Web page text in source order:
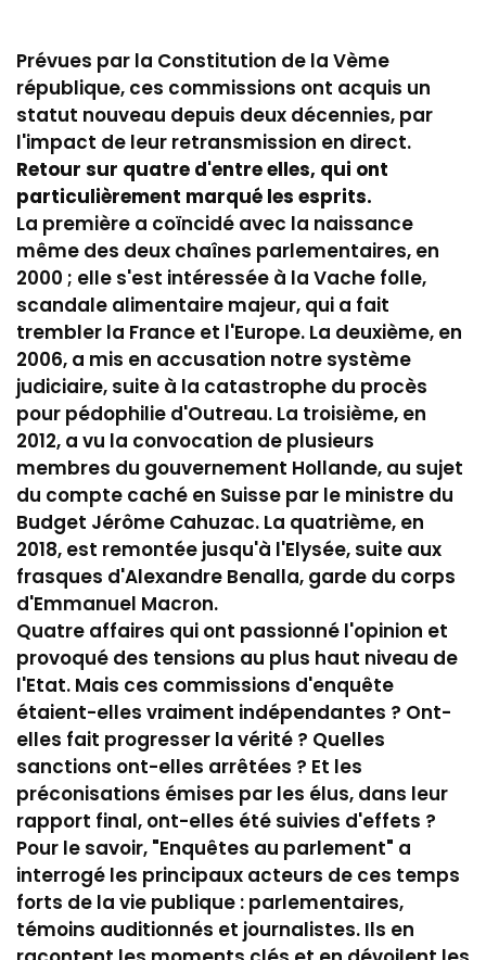
Prévues par la Constitution de la Vème
république, ces commissions ont acquis un
statut nouveau depuis deux décennies, par
l'impact de leur retransmission en direct.
Retour sur quatre d'entre elles, qui ont
particulièrement marqué les esprits.
La première a coïncidé avec la naissance
même des deux chaînes parlementaires, en
2000 ; elle s'est intéressée à la Vache folle,
scandale alimentaire majeur, qui a fait
trembler la France et l'Europe. La deuxième, en
2006, a mis en accusation notre système
judiciaire, suite à la catastrophe du procès
pour pédophilie d'Outreau. La troisième, en
2012, a vu la convocation de plusieurs
membres du gouvernement Hollande, au sujet
du compte caché en Suisse par le ministre du
Budget Jérôme Cahuzac. La quatrième, en
2018, est remontée jusqu'à l'Elysée, suite aux
frasques d'Alexandre Benalla, garde du corps
d'Emmanuel Macron.
Quatre affaires qui ont passionné l'opinion et
provoqué des tensions au plus haut niveau de
l'Etat. Mais ces commissions d'enquête
étaient-elles vraiment indépendantes ? Ont-
elles fait progresser la vérité ? Quelles
sanctions ont-elles arrêtées ? Et les
préconisations émises par les élus, dans leur
rapport final, ont-elles été suivies d'effets ?
Pour le savoir, "Enquêtes au parlement" a
interrogé les principaux acteurs de ces temps
forts de la vie publique : parlementaires,
témoins auditionnés et journalistes. Ils en